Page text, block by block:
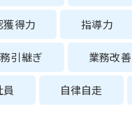
獲得力 指導力
引継ぎ 業務改善
員 自律自走